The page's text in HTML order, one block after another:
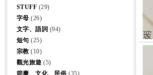
STUFF (29)
字母 (26)
文字、語詞 (94)
短句 (25)
宗教 (10)
觀光旅遊 (5)
節慶、文化、民俗 (35)